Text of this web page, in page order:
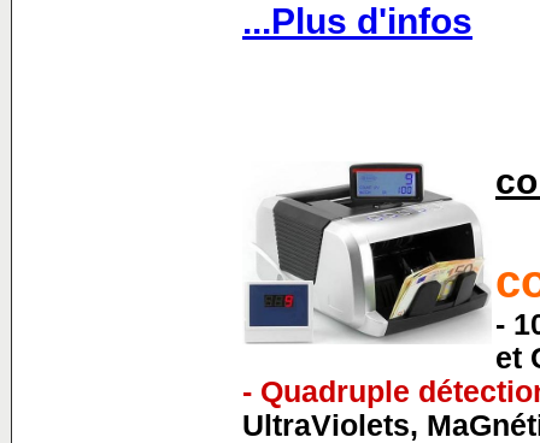
...Plus d'infos
-
et
- Quadruple
UltraViolets,